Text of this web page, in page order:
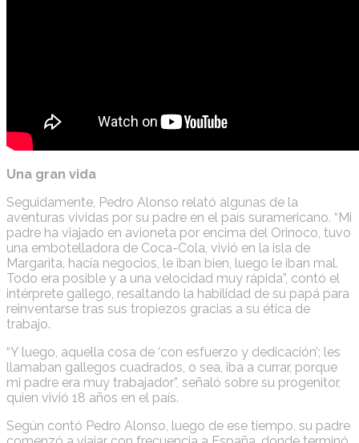
Una gran vida
Seguidamente, Pedro Alonso relató algunas de la
aventuras vividas por su padre en el país suramericano. “Mi
padre ha viajado en avioneta por encima del Orinoco, tuvo
una embotelladora de Coca-Cola, vivió en la isla de
Margarita, hacía negocios, le iban bien, luego le iban mal.
Todo era posible y a una velocidad muy rápida”, contó el
intérprete gallego, resaltando la habilidad de su papá para
reinventarse tras sus tropiezos gracias a su ética de
trabajo.
“Y luego, aquella cosa de ‘con esfuerzo y dedicación’; les
llamaban gallegos cuadrados, o sea, iba a currar, porque
mi padre era muy trabajador”, señaló sobre su progenitor,
quien vivió 18 años en el país.
Según contó Pedro Alonso, luego de ese tiempo, su padre